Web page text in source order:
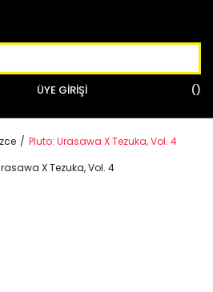
ÜYE GİRİŞİ
Pluto: Urasawa X Tezuka, Vol. 4